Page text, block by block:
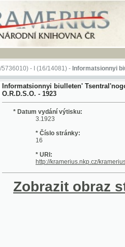
-I(16/14081) -Informatsionnyi biulleten'
biulleten' Tsentral'nogo
- 1923
* Datum vydání výtisku:
* Číslo stránky:
* URI:
Zobrazit obraz